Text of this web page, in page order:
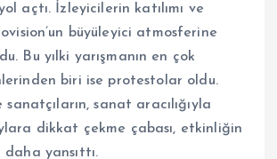
açtı. İzleyicilerin katılımı ve
büyüleyici atmosferine
Bu yılki yarışmanın en çok
biri ise protestolar oldu.
sanatçıların, sanat aracılığıyla
dikkat çekme çabası, etkinliğin
yansıttı.